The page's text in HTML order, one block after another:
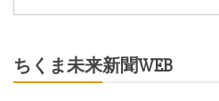
ちくま未来新聞WEB